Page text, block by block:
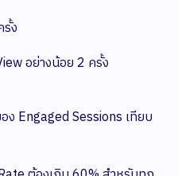
ง
อย่างน้อย 2 ครั้ง
Engaged Sessions เทียบ